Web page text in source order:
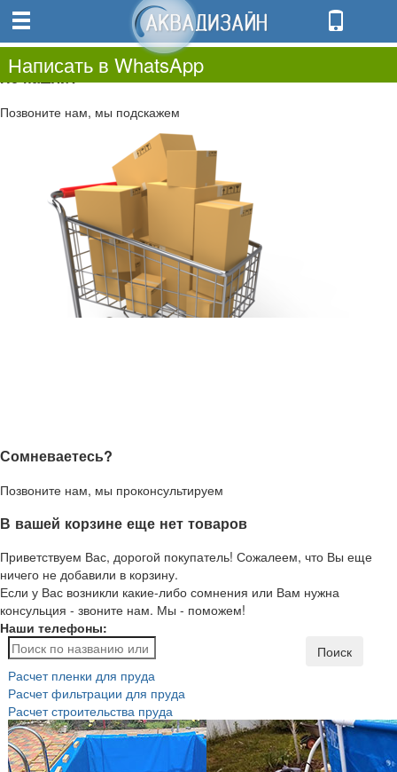
0.00
0
Не нашли?
Позвоните нам, мы подскажем
Сомневаетесь?
Позвоните нам, мы проконсультируем
В вашей корзине еще нет товаров
Приветствуем Вас, дорогой покупатель! Сожалеем, что Вы еще
ничего не добавили в корзину.
Если у Вас возникли какие-либо сомнения или Вам нужна
консульция - звоните нам. Мы - поможем!
Наши телефоны:
Написать в WhatsApp
Поиск
Расчет пленки для пруда
Расчет фильтрации для пруда
Расчет строительства пруда